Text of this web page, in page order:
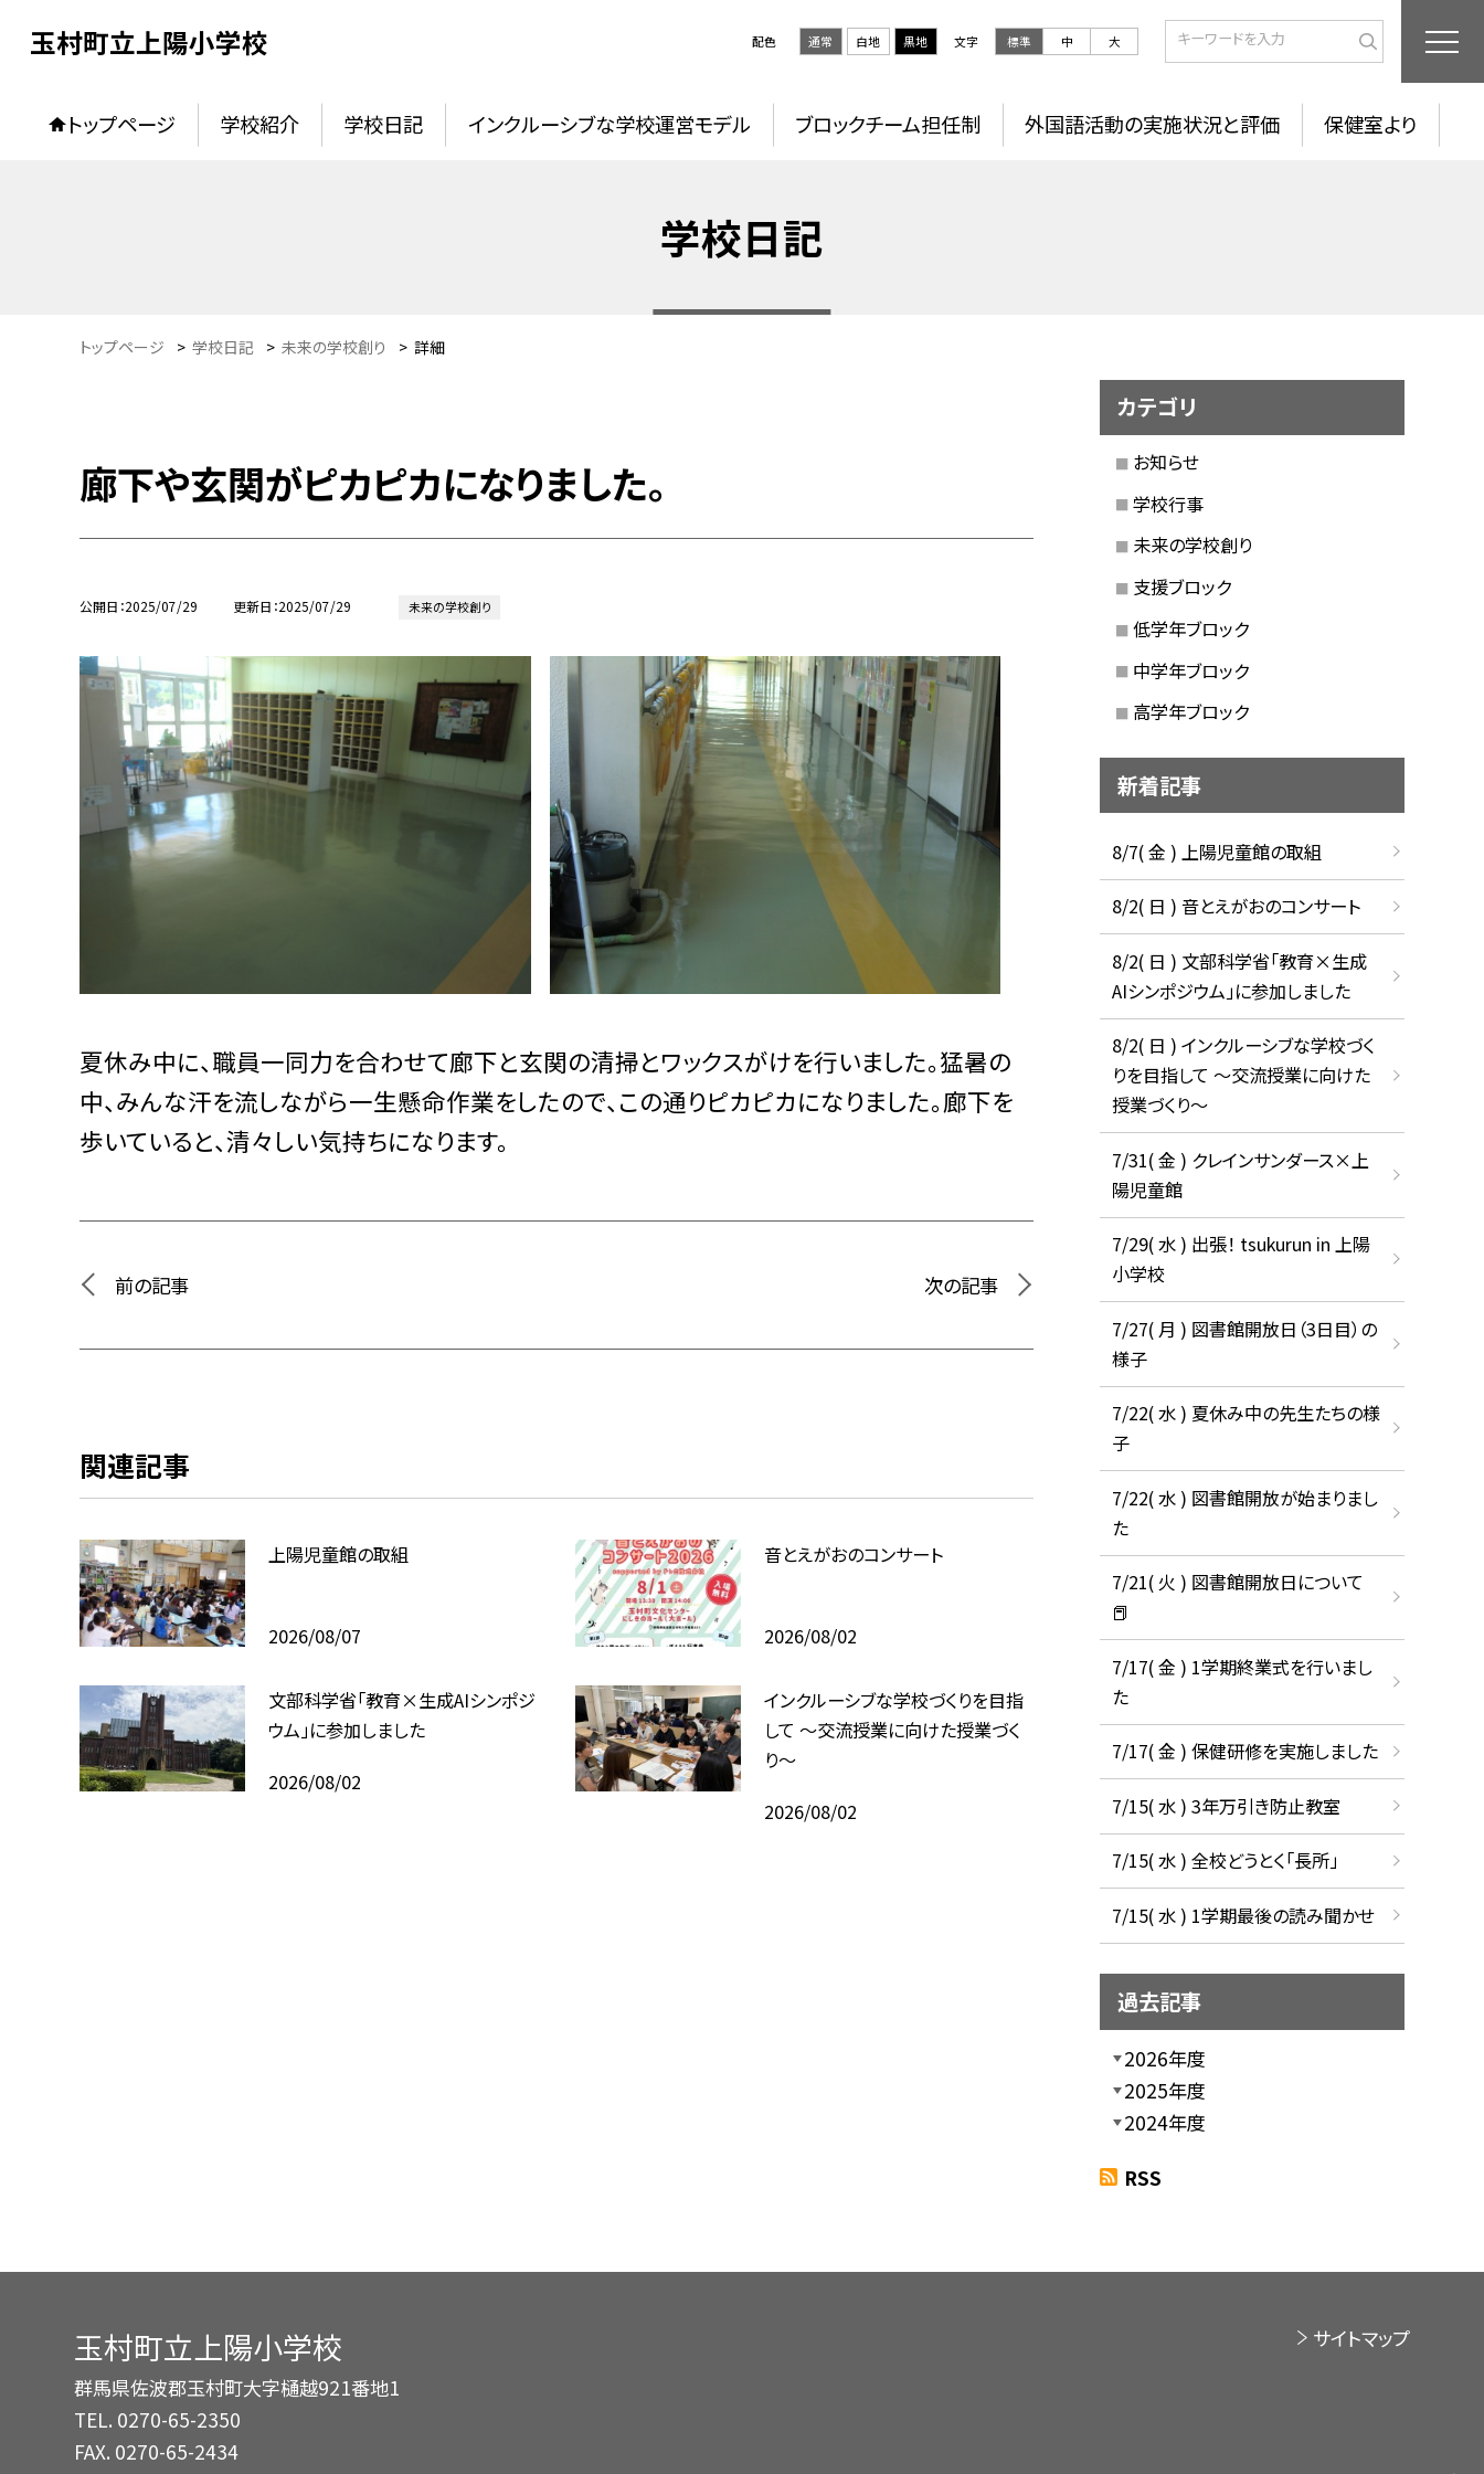
玉村町立上陽小学校 配色 通常 白地 黒地 文字 標準 中 大
トップページ 学校紹介 学校日記 インクルーシブな学校運営モデル ブロックチーム担任制 外国語活動の実施状況と評価 保健室より
学校日記
トップページ > 学校日記 > 未来の学校創り > 詳細
廊下や玄関がピカピカになりました。
公開日 2025/07/29 更新日 2025/07/29 未来の学校創り
夏休み中に、職員一同力を合わせて廊下と玄関の清掃とワックスがけを行いました。猛暑の
中、みんな汗を流しながら一生懸命作業をしたので、この通りピカピカになりました。廊下を
歩いていると、清々しい気持ちになります。
前の記事 次の記事
関連記事
上陽児童館の取組
2026/08/07
音とえがおのコンサート
2026/08/02
文部科学省「教育×生成AIシンポジ
ウム」に参加しました
2026/08/02
インクルーシブな学校づくりを目指
して ～交流授業に向けた授業づく
り～
2026/08/02
カテゴリ
お知らせ
学校行事
未来の学校創り
支援ブロック
低学年ブロック
中学年ブロック
高学年ブロック
新着記事
8/7( 金 ) 上陽児童館の取組
8/2( 日 ) 音とえがおのコンサート
8/2( 日 ) 文部科学省「教育×生成
AIシンポジウム」に参加しました
8/2( 日 ) インクルーシブな学校づく
りを目指して ～交流授業に向けた
授業づくり～
7/31( 金 ) クレインサンダース×上
陽児童館
7/29( 水 ) 出張！ tsukurun in 上陽
小学校
7/27( 月 ) 図書館開放日（3日目）の
様子
7/22( 水 ) 夏休み中の先生たちの様
子
7/22( 水 ) 図書館開放が始まりまし
た
7/21( 火 ) 図書館開放日について
📕
7/17( 金 ) 1学期終業式を行いまし
た
7/17( 金 ) 保健研修を実施しました
7/15( 水 ) 3年万引き防止教室
7/15( 水 ) 全校どうとく「長所」
7/15( 水 ) 1学期最後の読み聞かせ
過去記事
2026年度
2025年度
2024年度
RSS
玉村町立上陽小学校
群馬県佐波郡玉村町大字樋越921番地1
TEL. 0270-65-2350
FAX. 0270-65-2434
サイトマップ